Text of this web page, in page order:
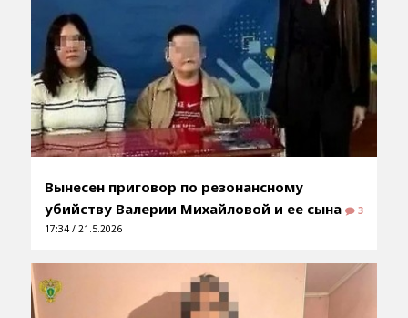
Вынесен приговор по резонансному
убийству Валерии Михайловой и ее сына
3
17:34 / 21.5.2026